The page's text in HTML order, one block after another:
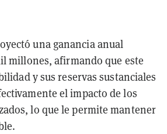
una ganancia anual
millones, afirmando que este
y sus reservas sustanciales
el impacto de los
lo que le permite mantener